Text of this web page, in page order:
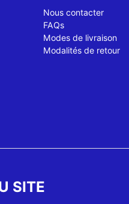
Nous contacter
FAQs
Modes de livraison
Modalités de retour
SITE